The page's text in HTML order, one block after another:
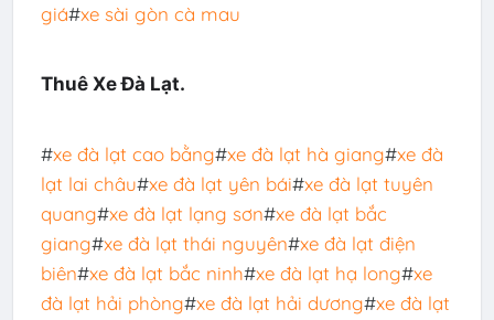
giá#xe sài gòn cà mau
Thuê Xe Đà Lạt.
#xe đà lạt cao bằng#xe đà lạt hà giang#xe đà
lạt lai châu#xe đà lạt yên bái#xe đà lạt tuyên
quang#xe đà lạt lạng sơn#xe đà lạt bắc
giang#xe đà lạt thái nguyên#xe đà lạt điện
biên#xe đà lạt bắc ninh#xe đà lạt hạ long#xe
đà lạt hải phòng#xe đà lạt hải dương#xe đà lạt